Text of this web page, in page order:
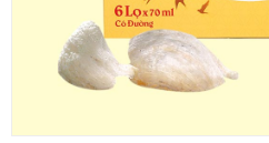
Yến sào Nhà Việt 15%
Yến sào Nhà Việt 12%
Combo yến lọ Nhà Việt